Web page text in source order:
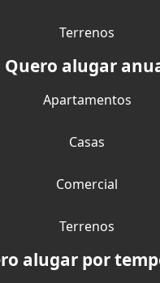
Terrenos
Quero alugar
Apartamentos
Casas
Comercial
Terrenos
alugar por